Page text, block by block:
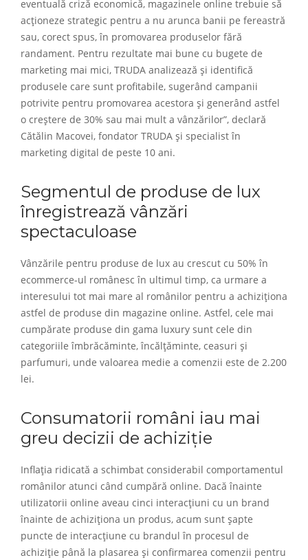
eventuală criză economică, magazinele online trebuie să
acționeze strategic pentru a nu arunca banii pe fereastră
sau, corect spus, în promovarea produselor fără
randament. Pentru rezultate mai bune cu bugete de
marketing mai mici, TRUDA analizează și identifică
produsele care sunt profitabile, sugerând campanii
potrivite pentru promovarea acestora și generând astfel
o creștere de 30% sau mai mult a vânzărilor”, declară
Cătălin Macovei, fondator TRUDA și specialist în
marketing digital de peste 10 ani.
Segmentul de produse de lux
înregistrează vânzări
spectaculoase
Vânzările pentru produse de lux au crescut cu 50% în
ecommerce-ul românesc în ultimul timp, ca urmare a
interesului tot mai mare al românilor pentru a achiziționa
astfel de produse din magazine online. Astfel, cele mai
cumpărate produse din gama luxury sunt cele din
categoriile îmbrăcăminte, încălțăminte, ceasuri și
parfumuri, unde valoarea medie a comenzii este de 2.200
lei.
Consumatorii români iau mai
greu decizii de achiziție
Inflația ridicată a schimbat considerabil comportamentul
românilor atunci când cumpără online. Dacă înainte
utilizatorii online aveau cinci interacțiuni cu un brand
înainte de achiziționa un produs, acum sunt șapte
puncte de interacțiune cu brandul în procesul de
achiziție până la plasarea și confirmarea comenzii pentru